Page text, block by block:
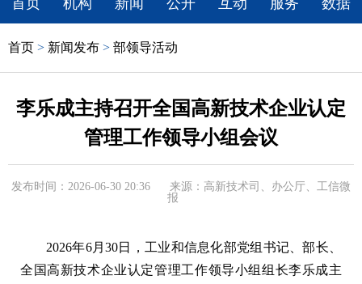
首页 > 新闻发布 > 部领导活动
李乐成主持召开全国高新技术企业认定
管理工作领导小组会议
发布时间：2026-06-30 20:36
来源：高新技术司、办公厅、工信微
报
2026年6月30日，工业和信息化部党组书记、部长、
全国高新技术企业认定管理工作领导小组组长李乐成主